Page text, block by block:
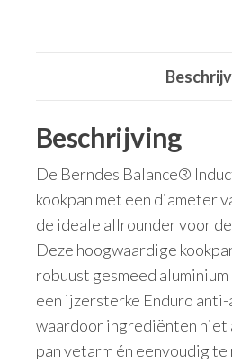
Beschrijving
De Berndes Balance®
kookpan met een diameter
de ideale allrounder voor
Deze hoogwaardige
robuust gesmeed
een ijzersterke Enduro anti-
waardoor ingrediënten niet
pan vetarm én eenvoudig